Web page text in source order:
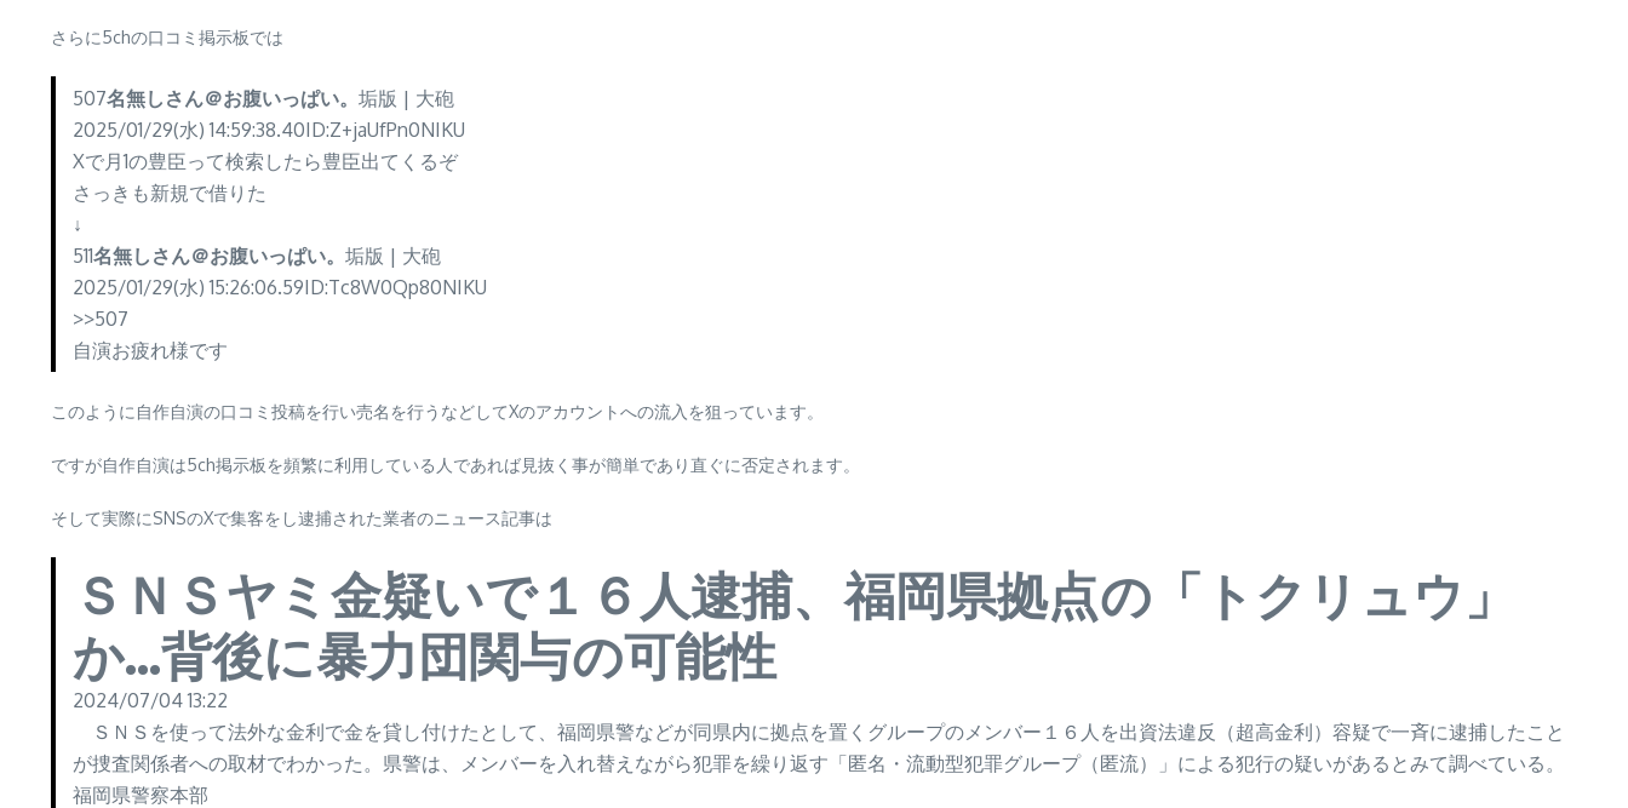
さらに5chの口コミ掲示板では
507名無しさん＠お腹いっぱい。 垢版 | 大砲
2025/01/29(水) 14:59:38.40ID:Z+jaUfPn0NIKU
Xで月1の豊臣って検索したら豊臣出てくるぞ
さっきも新規で借りた
↓
511名無しさん＠お腹いっぱい。 垢版 | 大砲
2025/01/29(水) 15:26:06.59ID:Tc8W0Qp80NIKU
>>507
自演お疲れ様です
このように自作自演の口コミ投稿を行い売名を行うなどしてXのアカウントへの流入を狙っています。
ですが自作自演は5ch掲示板を頻繁に利用している人であれば見抜く事が簡単であり直ぐに否定されます。
そして実際にSNSのXで集客をし逮捕された業者のニュース記事は
ＳＮＳヤミ金疑いで１６人逮捕、福岡県拠点の「トクリュウ」
か…背後に暴力団関与の可能性
2024/07/04 13:22
ＳＮＳを使って法外な金利で金を貸し付けたとして、福岡県警などが同県内に拠点を置くグループのメンバー１６人を出資法違反（超高金利）容疑で一斉に逮捕したこと
が捜査関係者への取材でわかった。県警は、メンバーを入れ替えながら犯罪を繰り返す「匿名・流動型犯罪グループ（匿流）」による犯行の疑いがあるとみて調べている。
福岡県警察本部